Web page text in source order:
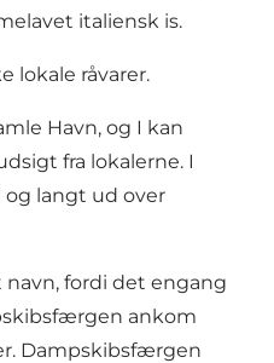
italiensk is.
lokale råvarer.
Havn, og I kan
fra lokalerne. I
langt ud over
fordi det engang
ankom
Dampskibsfærgen